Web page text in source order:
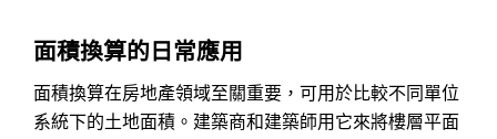
面積換算的日常應用
面積換算在房地產領域至關重要，可用於比較不同單位
系統下的土地面積。建築商和建築師用它來將樓層平面